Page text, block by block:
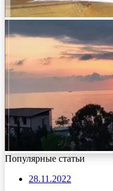
Популярные статьи
28.11.2022